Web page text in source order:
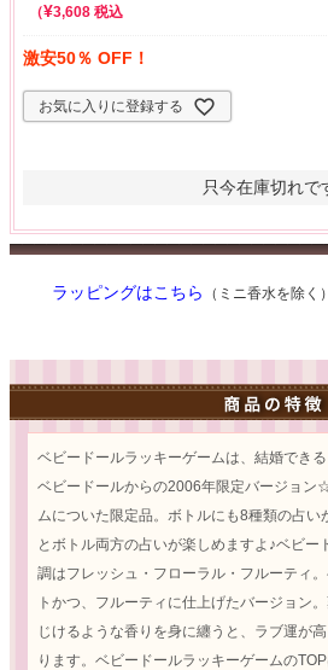
¥3,608 税込
激安50％ OFF！
お気に入りに登録する
只今在庫切れで
ラッピングはこちら （ミニ香水を除く）
ベビードールラッキーゲームは、結婚でき
ベビードールからの2006年限定バージョン
ムについた限定品。ボトルにも8種類の占い
とボトル両方の占いが楽しめますよ♪ベビー
調はフレッシュ・フローラル・フルーティ
トかつ、フルーティに仕上げたバージョン
じけるような香りを身に纏うと、ラブ運が
ります。ベビードールラッキーゲームの